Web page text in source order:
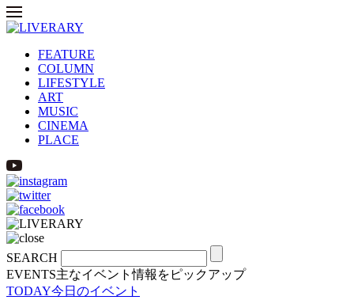
FEATURE
COLUMN
LIFESTYLE
ART
MUSIC
CINEMA
PLACE
SEARCH
EVENTS主なイベント情報をピックアップ
TODAY今日のイベント